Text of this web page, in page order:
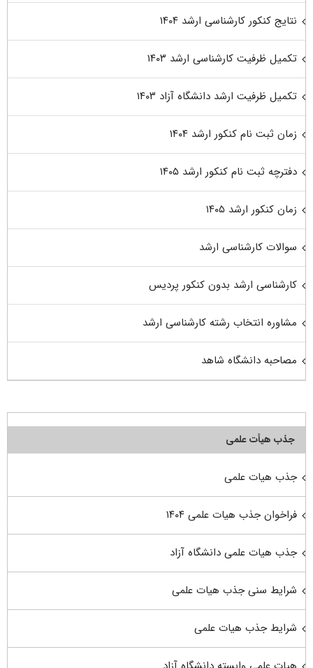
نتایج کنکور کارشناسی ارشد ۱۴۰۴
تکمیل ظرفیت کارشناسی ارشد ۱۴۰۳
تکمیل ظرفیت ارشد دانشگاه آزاد ۱۴۰۳
زمان ثبت نام کنکور ارشد ۱۴۰۴
دفترچه ثبت نام کنکور ارشد ۱۴۰۵
زمان کنکور ارشد ۱۴۰۵
سوالات کارشناسی ارشد
کارشناسی ارشد بدون کنکور پردیس
مشاوره انتخاب رشته کارشناسی ارشد
مصاحبه دانشگاه شاهد
جذب هیأت علمی
جذب هیات علمی
فراخوان جذب هیات علمی ۱۴۰۴
جذب هیات علمی دانشگاه آزاد
شرایط سنی جذب هیات علمی
شرایط جذب هیات علمی